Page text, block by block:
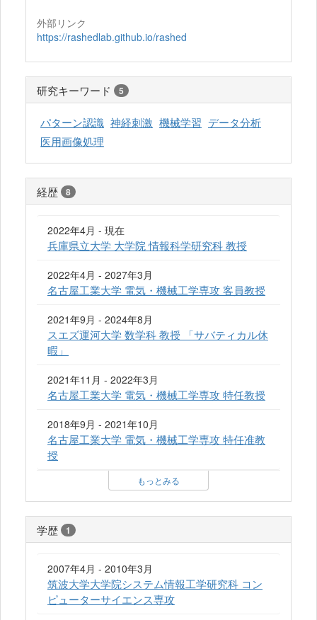
外部リンク
https://rashedlab.github.io/rashed
研究キーワード 5
パターン認識 神経刺激 機械学習 データ分析
医用画像処理
経歴 8
2022年4月 - 現在
兵庫県立大学 大学院 情報科学研究科 教授
2022年4月 - 2027年3月
名古屋工業大学 電気・機械工学専攻 客員教授
2021年9月 - 2024年8月
スエズ運河大学 数学科 教授 「サバティカル休
暇」
2021年11月 - 2022年3月
名古屋工業大学 電気・機械工学専攻 特任教授
2018年9月 - 2021年10月
名古屋工業大学 電気・機械工学専攻 特任准教
授
もっとみる
学歴 1
2007年4月 - 2010年3月
筑波大学大学院システム情報工学研究科 コン
ピューターサイエンス専攻